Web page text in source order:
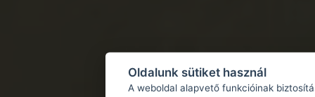
Oldalunk sütiket használ
A weboldal alapvető funkcióinak